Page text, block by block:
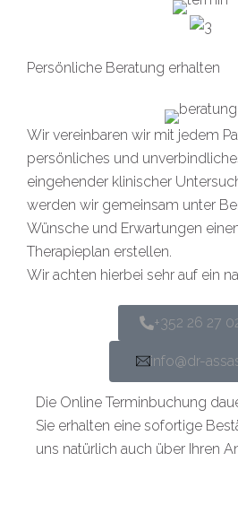
Persönliche Beratung erhalten
Wir vereinbaren wir mit jedem
persönliches und
eingehender klinischer
werden wir gemeinsam unter
Wünsche und Erwartungen
Therapieplan erstellen.
Wir achten hierbei sehr auf ein
+352 26 27
info@dr-
Die Online Terminbuchung
Sie erhalten eine sofortige
uns natürlich auch über Ihren